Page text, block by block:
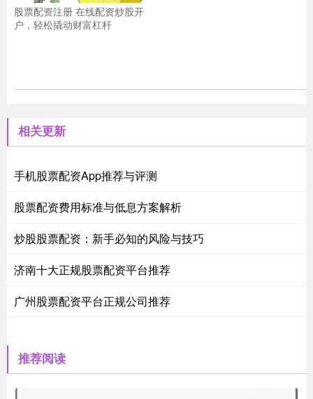
股票配资注册 在线配资炒股开
户，轻松撬动财富杠杆
相关更新
手机股票配资App推荐与评测
股票配资费用标准与低息方案解析
炒股股票配资：新手必知的风险与技巧
济南十大正规股票配资平台推荐
广州股票配资平台正规公司推荐
推荐阅读